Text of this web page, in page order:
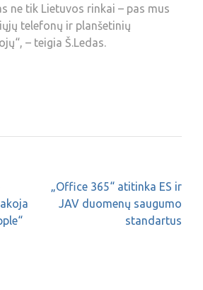
ne tik Lietuvos rinkai – pas mus
telefonų ir planšetinių
– teigia Š.Ledas.
„Office 365“ atitinka ES ir
JAV duomenų saugumo
standartus